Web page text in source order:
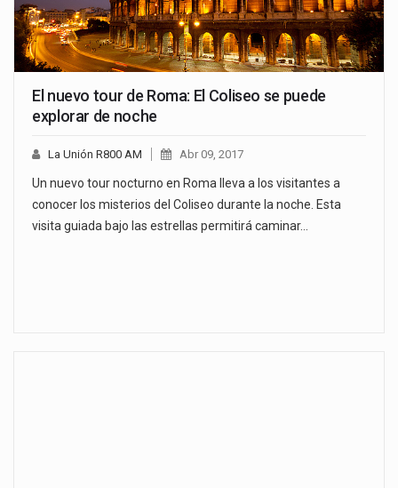
El nuevo tour de Roma: El Coliseo se puede
explorar de noche
La Unión R800 AM Abr 09, 2017
Un nuevo tour nocturno en Roma lleva a los visitantes a
conocer los misterios del Coliseo durante la noche. Esta
visita guiada bajo las estrellas permitirá caminar…